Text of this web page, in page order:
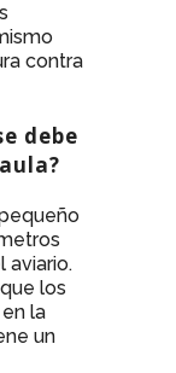
contra
debe
aviario.
los
la
un